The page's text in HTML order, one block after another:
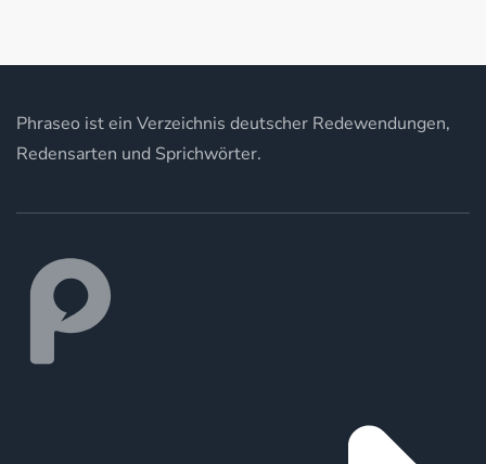
Phraseo ist ein Verzeichnis deutscher Redewendungen,
Redensarten und Sprichwörter.